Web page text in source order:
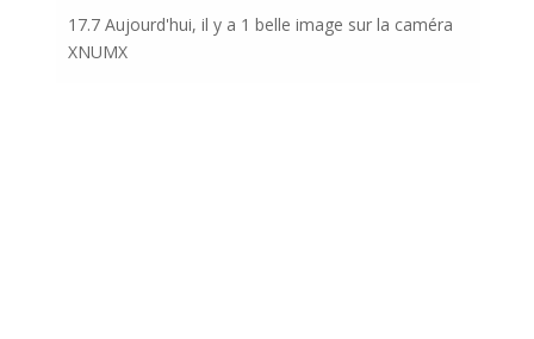
17.7 Aujourd'hui, il y a 1 belle image sur la caméra
XNUMX